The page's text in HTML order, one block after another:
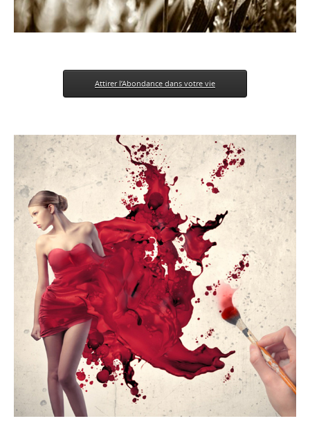
Attirer l’Abondance dans votre vie